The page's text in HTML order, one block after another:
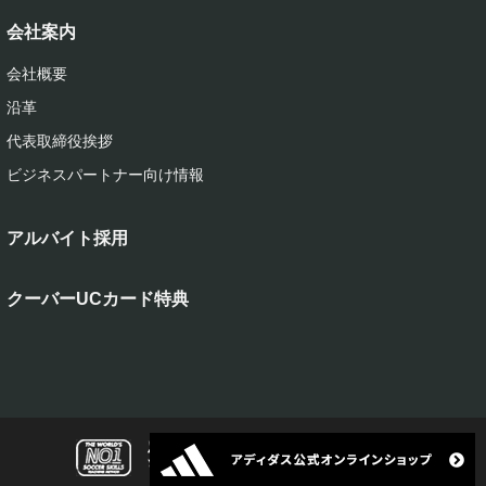
会社案内
会社概要
沿革
代表取締役挨拶
ビジネスパートナー向け情報
アルバイト採用
クーバーUCカード特典